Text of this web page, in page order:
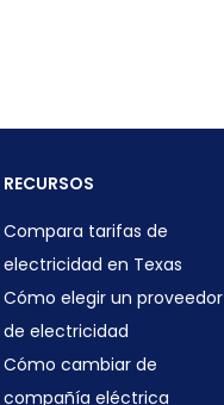
RECURSOS
Compara tarifas de
electricidad en Texas
Cómo elegir un proveedor
de electricidad
Cómo cambiar de
compañía eléctrica